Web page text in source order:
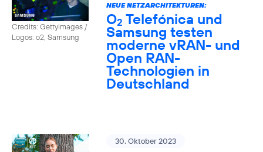
Credits: Gettyimages /
Logos: o2, Samsung
NEUE NETZARCHITEKTUREN:
O2 Telefónica und
Samsung testen
moderne vRAN- und
Open RAN-
Technologien in
Deutschland
30. Oktober 2023